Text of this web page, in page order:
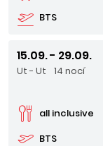
BTS
15.09. - 29.09.
Ut - Ut 14 nocí
BTS
all inclusive